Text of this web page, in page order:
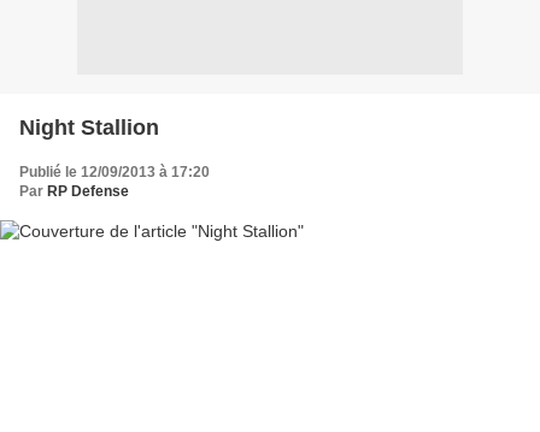
Night Stallion
Publié le 12/09/2013 à 17:20
Par RP Defense